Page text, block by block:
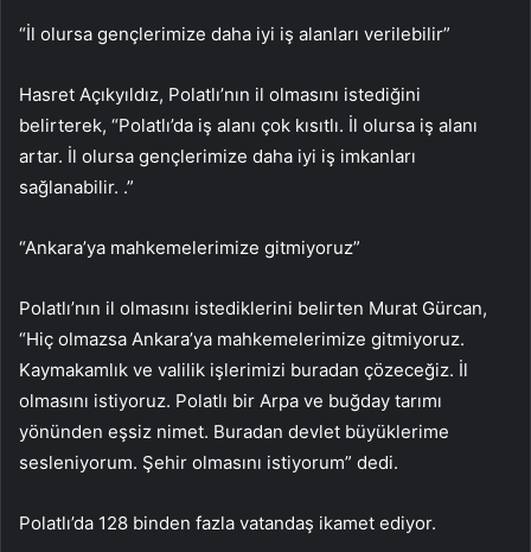
“İl olursa gençlerimize daha iyi iş alanları verilebilir”
Hasret Açıkyıldız, Polatlı’nın il olmasını istediğini
belirterek, “Polatlı’da iş alanı çok kısıtlı. İl olursa iş alanı
artar. İl olursa gençlerimize daha iyi iş imkanları
sağlanabilir. .”
“Ankara’ya mahkemelerimize gitmiyoruz”
Polatlı’nın il olmasını istediklerini belirten Murat Gürcan,
“Hiç olmazsa Ankara’ya mahkemelerimize gitmiyoruz.
Kaymakamlık ve valilik işlerimizi buradan çözeceğiz. İl
olmasını istiyoruz. Polatlı bir Arpa ve buğday tarımı
yönünden eşsiz nimet. Buradan devlet büyüklerime
sesleniyorum. Şehir olmasını istiyorum” dedi.
Polatlı’da 128 binden fazla vatandaş ikamet ediyor.